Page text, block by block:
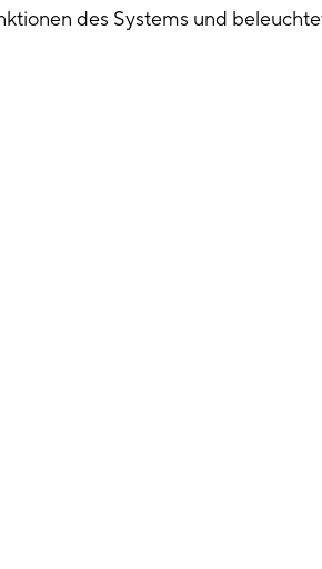
des Systems und